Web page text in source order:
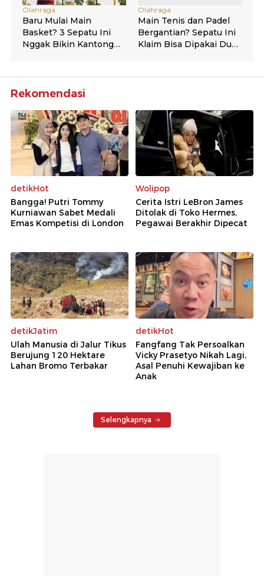
Rekomendasi
detikHot
Bangga! Putri Tommy
Kurniawan Sabet Medali
Emas Kompetisi di London
Wolipop
Cerita Istri LeBron James
Ditolak di Toko Hermes,
Pegawai Berakhir Dipecat
detikJatim
Ulah Manusia di Jalur Tikus
Berujung 120 Hektare
Lahan Bromo Terbakar
detikHot
Fangfang Tak Persoalkan
Vicky Prasetyo Nikah Lagi,
Asal Penuhi Kewajiban ke
Anak
Selengkapnya